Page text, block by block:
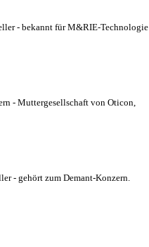
- bekannt für M&RIE-Technologie
- Muttergesellschaft von Oticon,
- gehört zum Demant-Konzern.